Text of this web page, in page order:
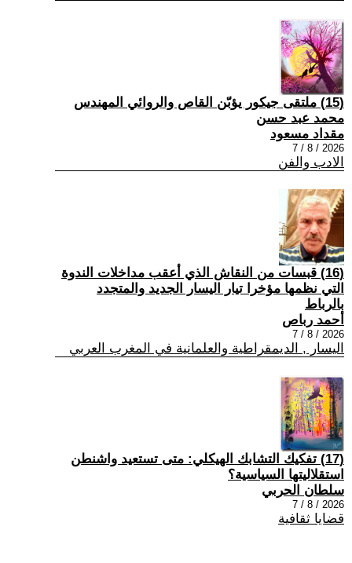
(15) ملتقى جيكور يؤبّن القاص والروائي المهندس
محمد عبد حسن
مقداد مسعود
2026 / 8 / 7
الادب والفن
(16) قبسات من النقاش الذي أعقب مداخلات الندوة
التي نظمها مؤخرا تيار اليسار الجديد والمتجدد
بالرباط
أحمد رباص
2026 / 8 / 7
اليسار , الديمقراطية والعلمانية في المغرب العربي
(17) تفكيك التشابك الهيكلي: متى تستعيد واشنطن
استقلاليتها السياسية؟
سلطان الحربي
2026 / 8 / 7
قضايا ثقافية